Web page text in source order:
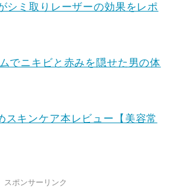
シミ取りレーザーの効果をレポ
でニキビと赤みを隠せた男の体
スキンケア本レビュー【美容常
スポンサーリンク